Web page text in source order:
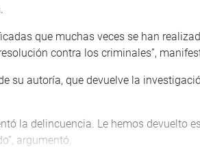
que muchas veces se han
contra los criminales”,
su autoría, que devuelve la
la delincuencia. Le hemos devuelto
argumentó.